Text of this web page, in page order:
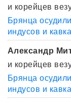
и корейцев
Брянца
индусов и
Александр
и корейцев
Брянца
индусов и